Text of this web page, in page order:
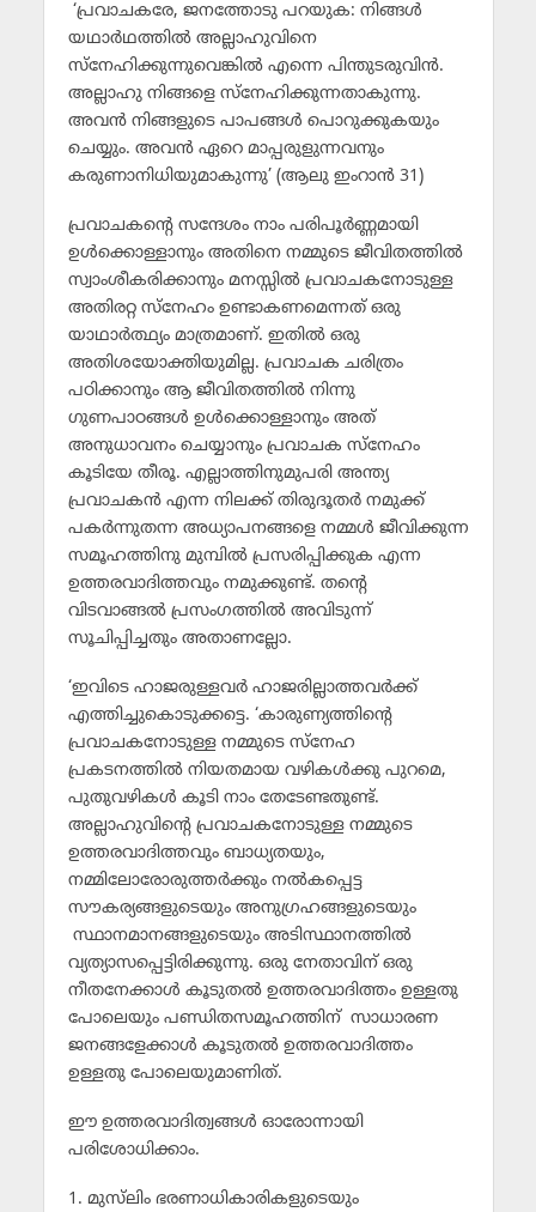
‘പ്രവാചകരേ, ജനത്തോടു പറയുക: നിങ്ങള്‍
യഥാര്‍ഥത്തില്‍ അല്ലാഹുവിനെ
സ്‌നേഹിക്കുന്നുവെങ്കില്‍ എന്നെ പിന്തുടരുവിന്‍.
അല്ലാഹു നിങ്ങളെ സ്‌നേഹിക്കുന്നതാകുന്നു.
അവന്‍ നിങ്ങളുടെ പാപങ്ങള്‍ പൊറുക്കുകയും
ചെയ്യും. അവന്‍ ഏറെ മാപ്പരുളുന്നവനും
കരുണാനിധിയുമാകുന്നു’ (ആലു ഇംറാന്‍ 31)
പ്രവാചകന്റെ സന്ദേശം നാം പരിപൂര്‍ണ്ണമായി
ഉള്‍ക്കൊള്ളാനും അതിനെ നമ്മുടെ ജീവിതത്തില്‍
സ്വാംശീകരിക്കാനും മനസ്സില്‍ പ്രവാചകനോടുള്ള
അതിരറ്റ സ്‌നേഹം ഉണ്ടാകണമെന്നത് ഒരു
യാഥാര്‍ത്ഥ്യം മാത്രമാണ്. ഇതില്‍ ഒരു
അതിശയോക്തിയുമില്ല. പ്രവാചക ചരിത്രം
പഠിക്കാനും ആ ജീവിതത്തില്‍ നിന്നു
ഗുണപാഠങ്ങള്‍ ഉള്‍ക്കൊള്ളാനും അത്
അനുധാവനം ചെയ്യാനും പ്രവാചക സ്‌നേഹം
കൂടിയേ തീരൂ. എല്ലാത്തിനുമുപരി അന്ത്യ
പ്രവാചകന്‍ എന്ന നിലക്ക് തിരുദൂതര്‍ നമുക്ക്
പകര്‍ന്നുതന്ന അധ്യാപനങ്ങളെ നമ്മള്‍ ജീവിക്കുന്ന
സമൂഹത്തിനു മുമ്പില്‍ പ്രസരിപ്പിക്കുക എന്ന
ഉത്തരവാദിത്തവും നമുക്കുണ്ട്. തന്റെ
വിടവാങ്ങല്‍ പ്രസംഗത്തില്‍ അവിടുന്ന്
സൂചിപ്പിച്ചതും അതാണല്ലോ.
‘ഇവിടെ ഹാജരുള്ളവര്‍ ഹാജരില്ലാത്തവര്‍ക്ക്
എത്തിച്ചുകൊടുക്കട്ടെ. ‘കാരുണ്യത്തിന്റെ
പ്രവാചകനോടുള്ള നമ്മുടെ സ്‌നേഹ
പ്രകടനത്തില്‍ നിയതമായ വഴികള്‍ക്കു പുറമെ,
പുതുവഴികള്‍ കൂടി നാം തേടേണ്ടതുണ്ട്.
അല്ലാഹുവിന്റെ പ്രവാചകനോടുള്ള നമ്മുടെ
ഉത്തരവാദിത്തവും ബാധ്യതയും,
നമ്മിലോരോരുത്തര്‍ക്കും നല്‍കപ്പെട്ട
സൗകര്യങ്ങളുടെയും അനുഗ്രഹങ്ങളുടെയും
സ്ഥാനമാനങ്ങളുടെയും അടിസ്ഥാനത്തില്‍
വ്യത്യാസപ്പെട്ടിരിക്കുന്നു. ഒരു നേതാവിന് ഒരു
നീതനേക്കാള്‍ കൂടുതല്‍ ഉത്തരവാദിത്തം ഉള്ളതു
പോലെയും പണ്ഡിതസമൂഹത്തിന് സാധാരണ
ജനങ്ങളേക്കാള്‍ കൂടുതല്‍ ഉത്തരവാദിത്തം
ഉള്ളതു പോലെയുമാണിത്.
ഈ ഉത്തരവാദിത്വങ്ങള്‍ ഓരോന്നായി
പരിശോധിക്കാം.
1. മുസ്‌ലിം ഭരണാധികാരികളുടെയും